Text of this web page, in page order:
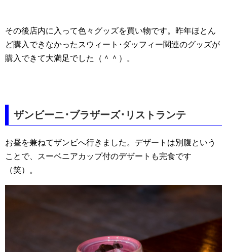
その後店内に入って色々グッズを買い物です。昨年ほとん
ど購入できなかったスウィート･ダッフィー関連のグッズが
購入できて大満足でした（＾＾）。
ザンビーニ･ブラザーズ･リストランテ
お昼を兼ねてザンビへ行きました。デザートは別腹という
ことで、スーベニアカップ付のデザートも完食です
（笑）。